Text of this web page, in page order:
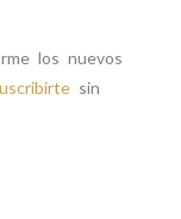
los nuevos
sin